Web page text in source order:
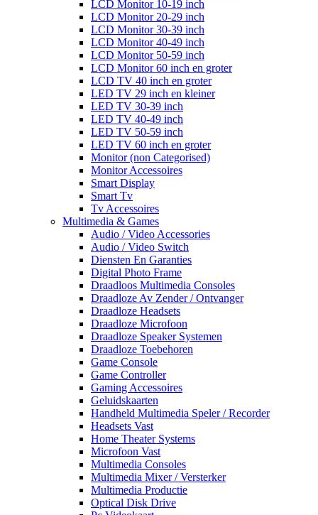
LCD Monitor 10-19 inch
LCD Monitor 20-29 inch
LCD Monitor 30-39 inch
LCD Monitor 40-49 inch
LCD Monitor 50-59 inch
LCD Monitor 60 inch en groter
LCD TV 40 inch en groter
LED TV 29 inch en kleiner
LED TV 30-39 inch
LED TV 40-49 inch
LED TV 50-59 inch
LED TV 60 inch en groter
Monitor (non Categorised)
Monitor Accessoires
Smart Display
Smart Tv
Tv Accessoires
Multimedia & Games
Audio / Video Accessories
Audio / Video Switch
Diensten En Garanties
Digital Photo Frame
Draadloos Multimedia Consoles
Draadloze Av Zender / Ontvanger
Draadloze Headsets
Draadloze Microfoon
Draadloze Speaker Systemen
Draadloze Toebehoren
Game Console
Game Controller
Gaming Accessoires
Geluidskaarten
Handheld Multimedia Speler / Recorder
Headsets Vast
Home Theater Systems
Microfoon Vast
Multimedia Consoles
Multimedia Mixer / Versterker
Multimedia Productie
Optical Disk Drive